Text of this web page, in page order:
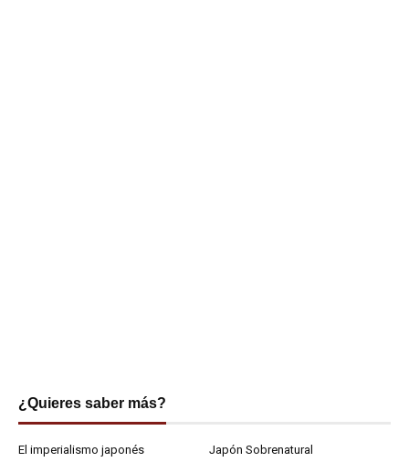
¿Quieres saber más?
El imperialismo japonés
Japón Sobrenatural